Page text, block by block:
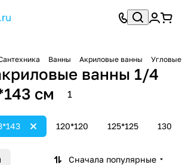
Ванны Акриловые ванны
ванны 1/4
см
1
120*120 125*125
Сначала популярные